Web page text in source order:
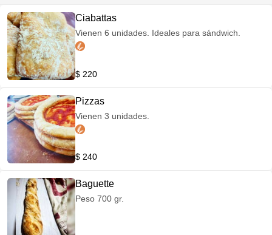
Ciabattas
Vienen 6 unidades. Ideales para sándwich.
$ 220
Pizzas
Vienen 3 unidades.
$ 240
Baguette
Peso 700 gr.